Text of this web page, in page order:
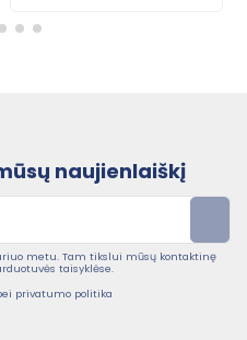
naujienlaiškį
metu. Tam tikslui mūsų kontaktinę
taisyklėse.
privatumo politika